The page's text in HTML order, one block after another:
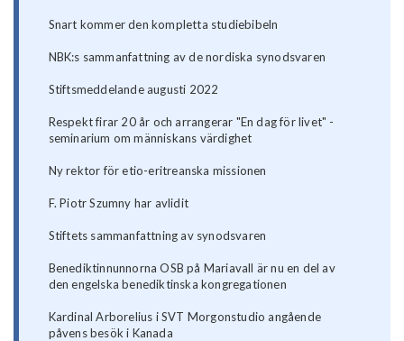
Snart kommer den kompletta studiebibeln
NBK:s sammanfattning av de nordiska synodsvaren
Stiftsmeddelande augusti 2022
Respekt firar 20 år och arrangerar "En dag för livet" -
seminarium om människans värdighet
Ny rektor för etio-eritreanska missionen
F. Piotr Szumny har avlidit
Stiftets sammanfattning av synodsvaren
Benediktinnunnorna OSB på Mariavall är nu en del av
den engelska benediktinska kongregationen
Kardinal Arborelius i SVT Morgonstudio angående
påvens besök i Kanada